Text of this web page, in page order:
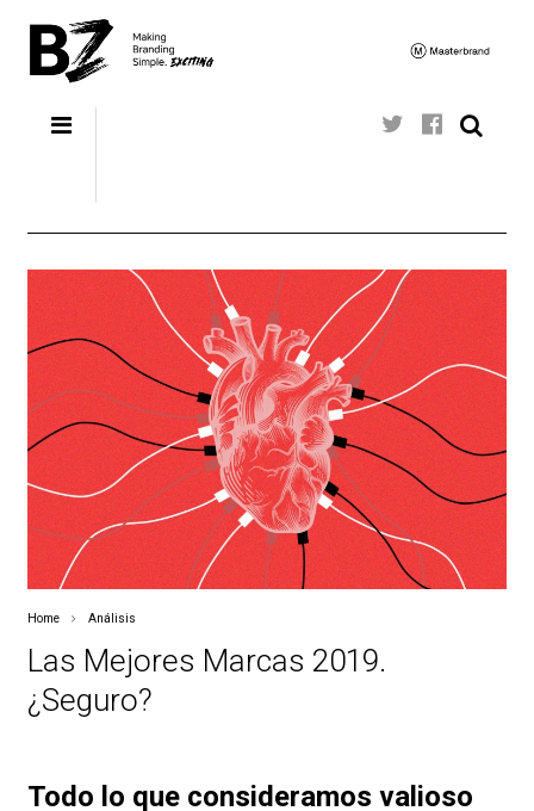
Home Análisis
Las Mejores Marcas 2019.
¿Seguro?
Todo lo que consideramos valioso